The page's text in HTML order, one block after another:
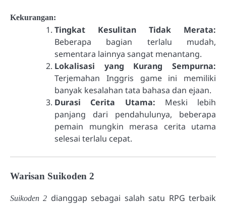
Kekurangan:
Tingkat Kesulitan Tidak Merata:
Beberapa bagian terlalu mudah,
sementara lainnya sangat menantang.
Lokalisasi yang Kurang Sempurna:
Terjemahan Inggris game ini memiliki
banyak kesalahan tata bahasa dan ejaan.
Durasi Cerita Utama: Meski lebih
panjang dari pendahulunya, beberapa
pemain mungkin merasa cerita utama
selesai terlalu cepat.
Warisan Suikoden 2
Suikoden 2 dianggap sebagai salah satu RPG terbaik